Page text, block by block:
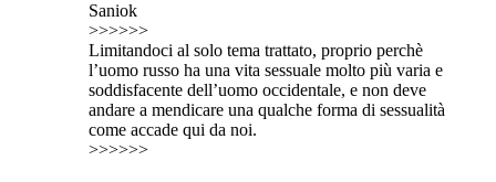
Saniok
>>>>>>
Limitandoci al solo tema trattato, proprio perchè
l’uomo russo ha una vita sessuale molto più varia e
soddisfacente dell’uomo occidentale, e non deve
andare a mendicare una qualche forma di sessualità
come accade qui da noi.
>>>>>>